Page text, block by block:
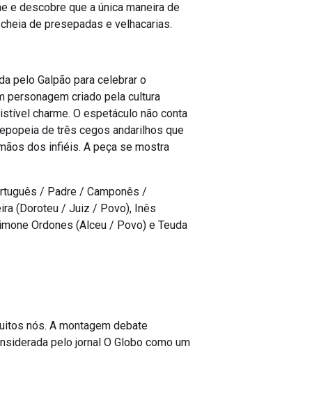
e descobre que a única maneira de
de presepadas e velhacarias.
pelo Galpão para celebrar o
personagem criado pela cultura
charme. O espetáculo não conta
de três cegos andarilhos que
dos infiéis. A peça se mostra
/ Padre / Camponês /
(Doroteu / Juiz / Povo), Inês
Ordones (Alceu / Povo) e Teuda
nós. A montagem debate
pelo jornal O Globo como um